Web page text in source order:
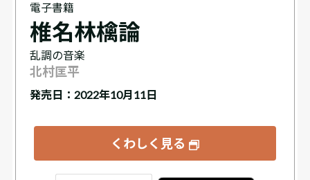
電子書籍
椎名林檎論
乱調の音楽
北村匡平
発売日：2022年10月11日
くわしく見る